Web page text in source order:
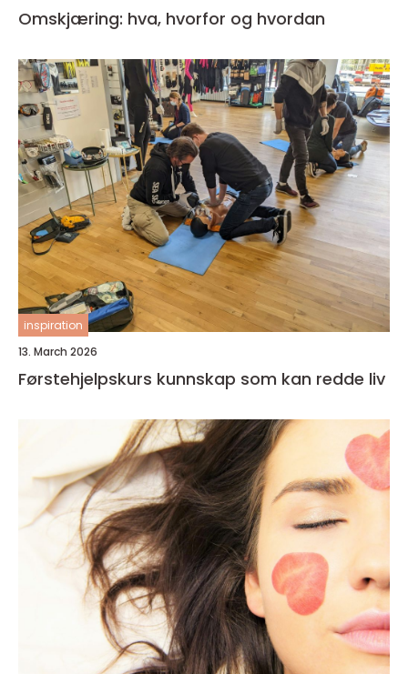
Omskjæring: hva, hvorfor og hvordan
inspiration
13. March 2026
Førstehjelpskurs kunnskap som kan redde liv